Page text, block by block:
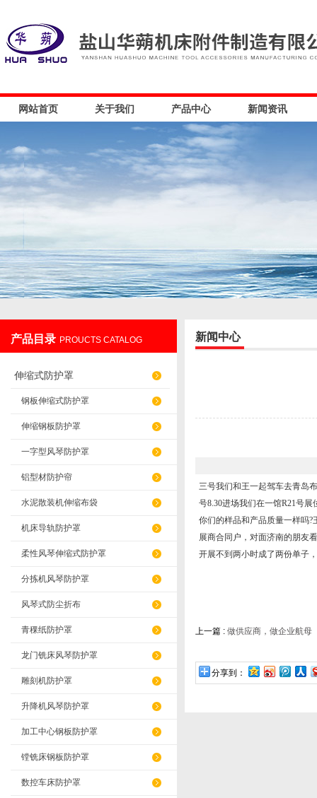
盐山华蒴机床附件制造有限公司
网站首页 关于我们 产品中心 新闻资讯
产品目录 PROUCTS CATALOG
伸缩式防护罩
钢板伸缩式防护罩
伸缩钢板防护罩
一字型风琴防护罩
铝型材防护帘
水泥散装机伸缩布袋
机床导轨防护罩
柔性风琴伸缩式防护罩
分拣机风琴防护罩
风琴式防尘折布
青稞纸防护罩
龙门铣床风琴防护罩
雕刻机防护罩
升降机风琴防护罩
加工中心钢板防护罩
镗铣床钢板防护罩
数控车床防护罩
新闻中心
三号我们和王一起驾车去青岛
号8.30进场我们在一馆R21号
你们的样品和产品质量一样吗
展商合同户，对面济南的朋友
开展不到两小时成了两份单子
上一篇 : 做供应商，做企业航母
分享到：